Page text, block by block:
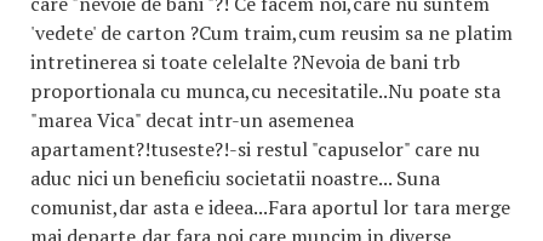
'vedete' de carton ?Cum traim,cum reusim sa ne platim
intretinerea si toate celelalte ?Nevoia de bani trb
proportionala cu munca,cu necesitatile..Nu poate sta
"marea Vica" decat intr-un asemenea
apartament?!tuseste?!-si restul "capuselor" care nu
aduc nici un beneficiu societatii noastre... Suna
comunist,dar asta e ideea...Fara aportul lor tara merge